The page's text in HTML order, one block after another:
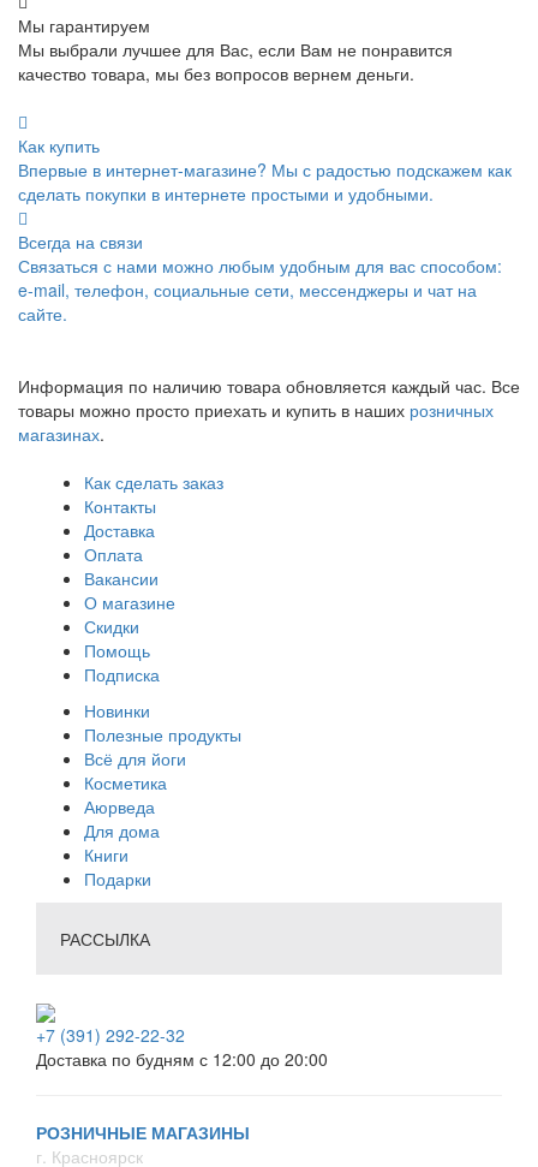
Мы гарантируем
Мы выбрали лучшее для Вас, если Вам не понравится
качество товара, мы без вопросов вернем деньги.
Как купить
Впервые в интернет-магазине? Мы с радостью подскажем как
сделать покупки в интернете простыми и удобными.
Всегда на связи
Связаться с нами можно любым удобным для вас способом:
e-mail, телефон, социальные сети, мессенджеры и чат на
сайте.
Информация по наличию товара обновляется каждый час. Все
товары можно просто приехать и купить в наших розничных
магазинах.
Как сделать заказ
Контакты
Доставка
Оплата
Вакансии
О магазине
Скидки
Помощь
Подписка
Новинки
Полезные продукты
Всё для йоги
Косметика
Аюрведа
Для дома
Книги
Подарки
РАССЫЛКА
+7 (391) 292-22-32
Доставка по будням с 12:00 до 20:00
РОЗНИЧНЫЕ МАГАЗИНЫ
г. Красноярск